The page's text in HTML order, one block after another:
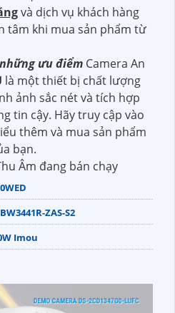
và dịch vụ khách hàng
tâm khi mua sản phẩm từ
ưu điểm Camera An
là một thiết bị chất lượng
ảnh sắc nét và tích hợp
tin cậy. Hãy truy cập vào
thêm và mua sản phẩm
bạn.
Âm đang bán chạy
ZAS-S2
Imou